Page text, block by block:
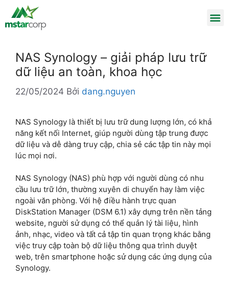
NAS Synology – giải pháp lưu trữ
dữ liệu an toàn, khoa học
22/05/2024 Bởi dang.nguyen
NAS Synology là thiết bị lưu trữ dung lượng lớn, có khả
năng kết nối Internet, giúp người dùng tập trung được
dữ liệu và dễ dàng truy cập, chia sẻ các tập tin này mọi
lúc mọi nơi.
NAS Synology (NAS) phù hợp với người dùng có nhu
cầu lưu trữ lớn, thường xuyên di chuyển hay làm việc
ngoài văn phòng. Với hệ điều hành trực quan
DiskStation Manager (DSM 6.1) xây dựng trên nền tảng
website, người sử dụng có thể quản lý tài liệu, hình
ảnh, nhạc, video và tất cả tập tin quan trọng khác bằng
việc truy cập toàn bộ dữ liệu thông qua trình duyệt
web, trên smartphone hoặc sử dụng các ứng dụng của
Synology.